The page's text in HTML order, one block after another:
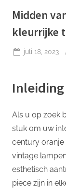
Midden
kleurrijke
Geplaatst
juli 18, 2023
Inleiding
Als u op zoek
stuk om uw
century oranje
vintage
esthetisch
piece zijn in